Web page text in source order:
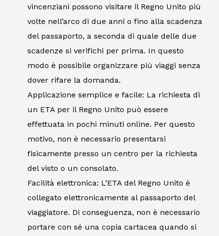
vincenziani possono visitare il Regno Unito più
volte nell’arco di due anni o fino alla scadenza
del passaporto, a seconda di quale delle due
scadenze si verifichi per prima. In questo
modo è possibile organizzare più viaggi senza
dover rifare la domanda.
Applicazione semplice e facile: La richiesta di
un ETA per il Regno Unito può essere
effettuata in pochi minuti online. Per questo
motivo, non è necessario presentarsi
fisicamente presso un centro per la richiesta
del visto o un consolato.
Facilità elettronica: L’ETA del Regno Unito è
collegato elettronicamente al passaporto del
viaggiatore. Di conseguenza, non è necessario
portare con sé una copia cartacea quando si